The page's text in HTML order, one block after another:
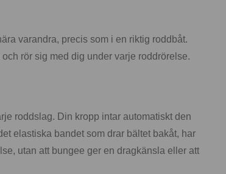
varandra, precis som i en riktig roddbåt.
rör sig med dig under varje roddrörelse.
roddslag. Din kropp intar automatiskt den
elastiska bandet som drar bältet bakåt, har
utan att bungee ger en dragkänsla eller att